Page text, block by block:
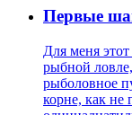
Первые
Для меня этот
рыбной
рыболовное
корне, как не